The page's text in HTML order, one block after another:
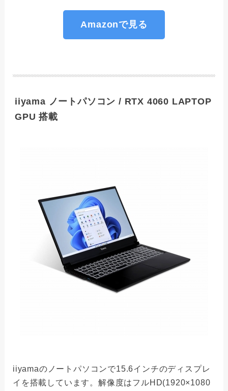
Amazonで見る
iiyama ノートパソコン / RTX 4060 LAPTOP
GPU 搭載
iiyamaのノートパソコンで15.6インチのディスプレ
イを搭載しています。解像度はフルHD(1920×1080